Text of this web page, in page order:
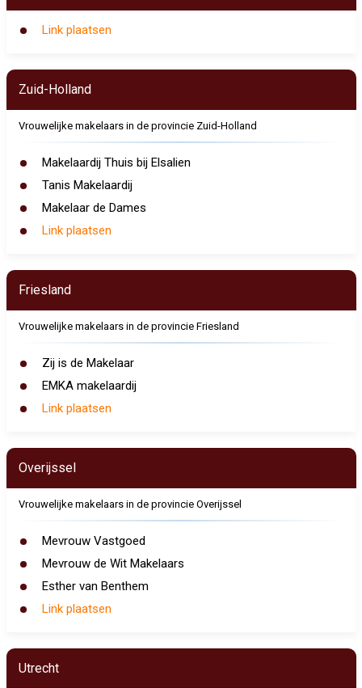
Link plaatsen
Zuid-Holland
Vrouwelijke makelaars in de provincie Zuid-Holland
Makelaardij Thuis bij Elsalien
Tanis Makelaardij
Makelaar de Dames
Link plaatsen
Friesland
Vrouwelijke makelaars in de provincie Friesland
Zij is de Makelaar
EMKA makelaardij
Link plaatsen
Overijssel
Vrouwelijke makelaars in de provincie Overijssel
Mevrouw Vastgoed
Mevrouw de Wit Makelaars
Esther van Benthem
Link plaatsen
Utrecht